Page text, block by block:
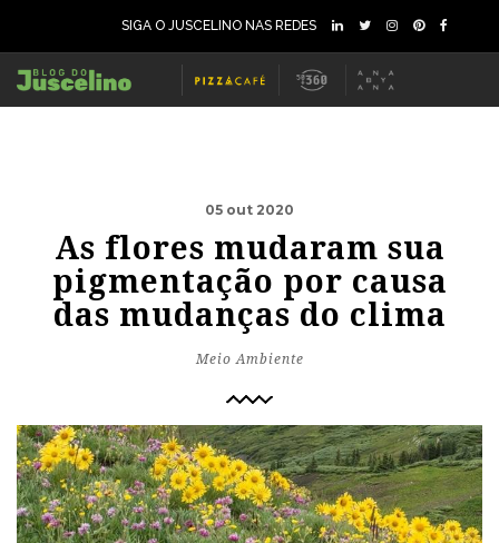
SIGA O JUSCELINO NAS REDES
05 out 2020
As flores mudaram sua
pigmentação por causa
das mudanças do clima
Meio Ambiente